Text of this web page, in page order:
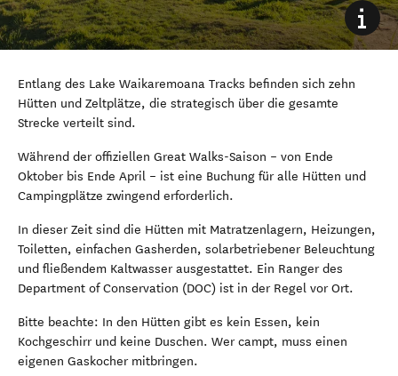
Entlang des Lake Waikaremoana Tracks befinden sich zehn
Hütten und Zeltplätze, die strategisch über die gesamte
Strecke verteilt sind.
Während der offiziellen Great Walks-Saison – von Ende
Oktober bis Ende April – ist eine Buchung für alle Hütten und
Campingplätze zwingend erforderlich.
In dieser Zeit sind die Hütten mit Matratzenlagern, Heizungen,
Toiletten, einfachen Gasherden, solarbetriebener Beleuchtung
und fließendem Kaltwasser ausgestattet. Ein Ranger des
Department of Conservation (DOC) ist in der Regel vor Ort.
Bitte beachte: In den Hütten gibt es kein Essen, kein
Kochgeschirr und keine Duschen. Wer campt, muss einen
eigenen Gaskocher mitbringen.